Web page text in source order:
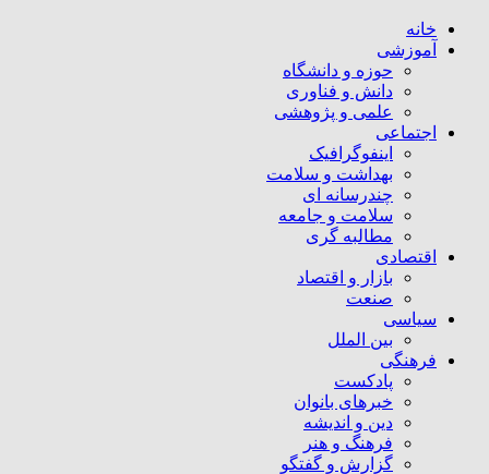
خانه
آموزشی
حوزه و دانشگاه
دانش و فناوری
علمی و پژوهشی
اجتماعی
اینفوگرافیک
بهداشت و سلامت
چندرسانه ای
سلامت و جامعه
مطالبه گری
اقتصادی
بازار و اقتصاد
صنعت
سیاسی
بین الملل
فرهنگی
پادکست
خبرهای بانوان
دین و اندیشه
فرهنگ و هنر
گزارش و گفتگو